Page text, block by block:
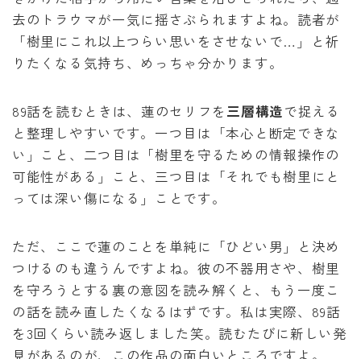
去のトラウマが一気に揺さぶられますよね。読者が
「樹里にこれ以上つらい思いをさせないで…」と祈
りたくなる気持ち、めっちゃ分かります。
89話を読むときは、蓮のセリフを 三層構造で捉える
と整理しやすいです。一つ目は「本心と断定できな
い」こと、二つ目は「樹里を守るための情報操作の
可能性がある」こと、三つ目は「それでも樹里にと
っては深い傷になる」ことです。
ただ、ここで蓮のことを単純に「ひどい男」と決め
つけるのも違うんですよね。彼の不器用さや、樹里
を守ろうとする裏の意図を読み解くと、もう一度こ
の話を読み直したくなるはずです。私は実際、89話
を3回くらい読み返しました笑。読むたびに新しい発
見があるのが、この作品の面白いところですよ。